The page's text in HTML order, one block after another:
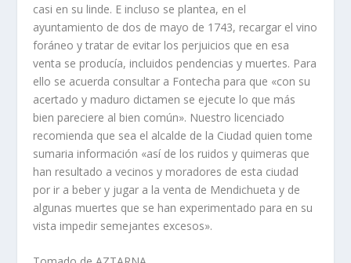
casi en su linde. E incluso se plantea, en el
ayuntamiento de dos de mayo de 1743, recargar el vino
foráneo y tratar de evitar los perjuicios que en esa
venta se producía, incluidos pendencias y muertes. Para
ello se acuerda consultar a Fontecha para que «con su
acertado y maduro dictamen se ejecute lo que más
bien pareciere al bien común». Nuestro licenciado
recomienda que sea el alcalde de la Ciudad quien tome
sumaria información «así de los ruidos y quimeras que
han resultado a vecinos y moradores de esta ciudad
por ir a beber y jugar a la venta de Mendichueta y de
algunas muertes que se han experimentado para en su
vista impedir semejantes excesos».